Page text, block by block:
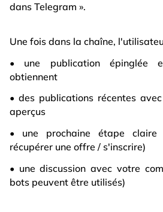
dans Telegram ».
Une fois dans la chaîne,
• une publication épinglée
obtiennent
• des publications récentes
aperçus
• une prochaine étape
récupérer une offre / s'inscrire)
• une discussion avec votre
bots peuvent être utilisés)